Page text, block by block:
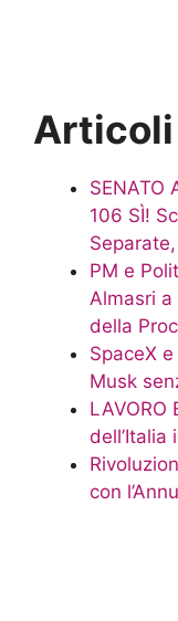
SENATO
106 SÌ!
PM e
Almasri a
della
SpaceX
Musk
LAVORO
dell’Italia
con